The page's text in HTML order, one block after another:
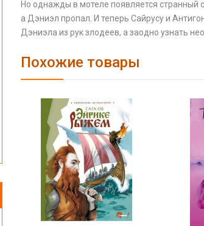
Но однажды в мотеле появляется странный
а Дэниэл пропал. И теперь Сайрусу и
Дэниэла из рук злодеев, а заодно узнать
Похожие товары